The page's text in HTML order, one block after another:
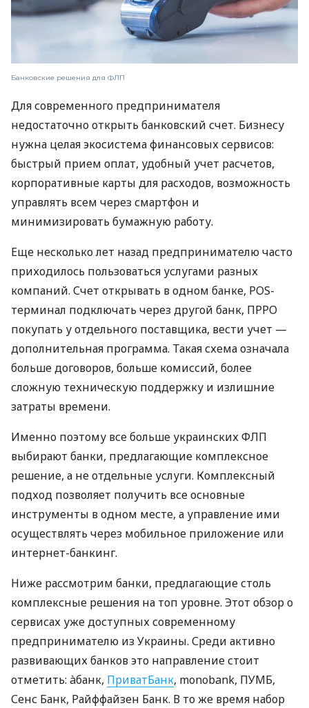
Банковские решения для ФЛП
Для современного предпринимателя
недостаточно открыть банковский счет. Бизнесу
нужна целая экосистема финансовых сервисов:
быстрый прием оплат, удобный учет расчетов,
корпоративные карты для расходов, возможность
управлять всем через смартфон и
минимизировать бумажную работу.
Еще несколько лет назад предпринимателю часто
приходилось пользоваться услугами разных
компаний. Счет открывать в одном банке, POS-
терминал подключать через другой банк, ПРРО
покупать у отдельного поставщика, вести учет —
дополнительная программа. Такая схема означала
больше договоров, больше комиссий, более
сложную техническую поддержку и излишние
затраты времени.
Именно поэтому все больше украинских ФЛП
выбирают банки, предлагающие комплексное
решение, а не отдельные услуги. Комплексный
подход позволяет получить все основные
инструменты в одном месте, а управление ими
осуществлять через мобильное приложение или
интернет-банкинг.
Ниже рассмотрим банки, предлагающие столь
комплексные решения на топ уровне. Этот обзор о
сервисах уже доступных современному
предпринимателю из Украины. Среди активно
развивающих банков это направление стоит
отметить: àбанк, ПриватБанк, monobank, ПУМБ,
Сенс Банк, Райффайзен Банк. В то же время набор